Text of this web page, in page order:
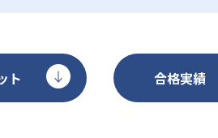
ト 合格実績